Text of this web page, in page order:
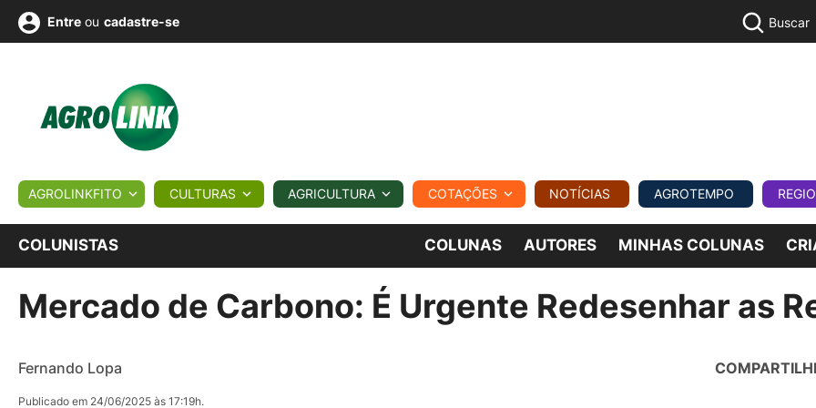
BIOLÓGICOS COTAÇÕES NOTÍCIAS AGROTEMPO REGIONAL COMERCIAL AGROVIAGENS
Conversor Colunistas Eventos
e
Vídeos
Entre ou cadastre-se Buscar
AGROLINKFITO CULTURAS AGRICULTURA COTAÇÕES NOTÍCIAS AGROTEMPO
COLUNISTAS COLUNAS AUTORES MINHAS COLUNAS
Mercado de Carbono: É Urgente Redesenhar as
Fernando Lopa
Publicado em 24/06/2025 às 17:19h.